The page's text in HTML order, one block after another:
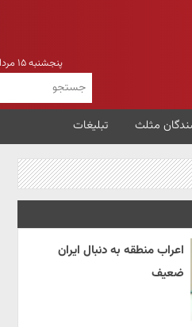
پنجشنبه ۱۵ مرداد ۱۴۰۵
مثلث تبلیغات
اعراب منطقه به دنبال ایران
ضعیف